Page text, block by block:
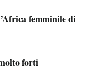
femminile di
forti